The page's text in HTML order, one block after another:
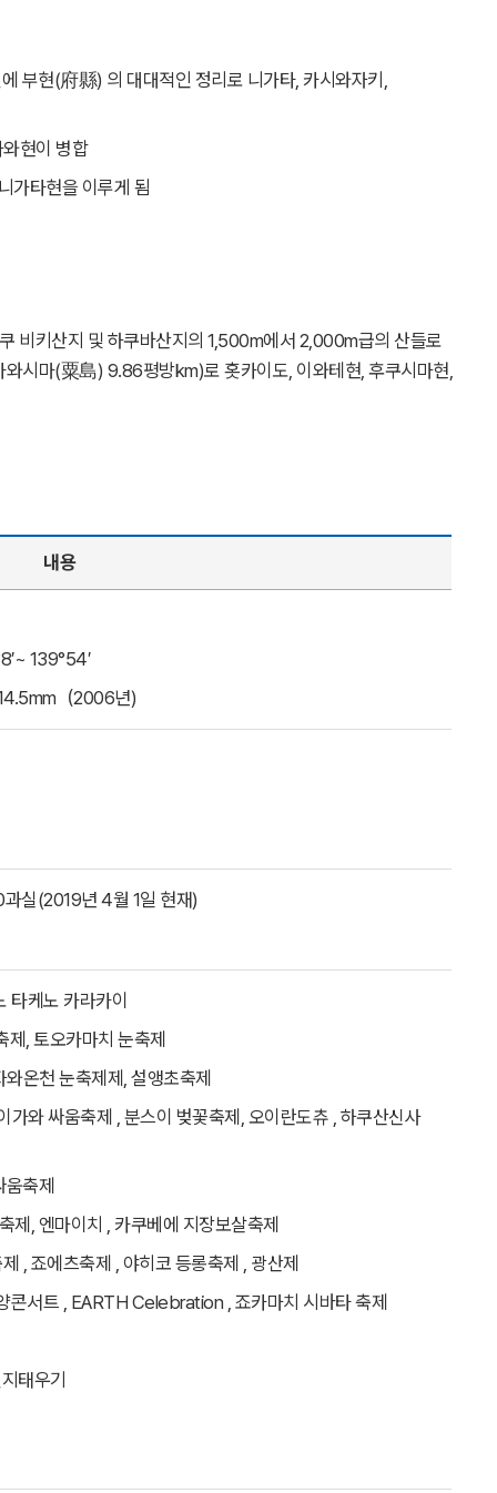
부현(府縣) 의 대대적인 정리로 니가타, 카시와자키,
현이 병합
가타현을 이루게 됨
비키산지 및 하쿠바산지의 1,500m에서 2,000m급의 산들로
시마(粟島) 9.86평방km)로 홋카이도, 이와테현, 후쿠시마현,
내용
139°54′
（2006년)
실(2019년 4월 1일 현재)
타케노 카라카이
제, 토오카마치 눈축제
온천 눈축제제, 설앵초축제
와 싸움축제 , 분스이 벚꽃축제, 오이란도츄 , 하쿠산신사
움축제
제, 엔마이치 , 카쿠베에 지장보살축제
, 죠에츠축제 , 야히코 등롱축제 , 광산제
콘서트 , EARTH Celebration , 죠카마치 시바타 축제
태우기